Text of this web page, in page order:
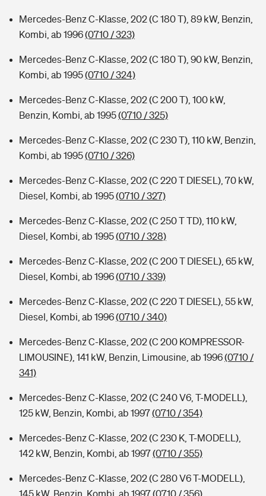
Mercedes-Benz C-Klasse, 202 (C 180 T), 89 kW, Benzin,
Kombi, ab 1996(0710 / 323)
Mercedes-Benz C-Klasse, 202 (C 180 T), 90 kW, Benzin,
Kombi, ab 1995(0710 / 324)
Mercedes-Benz C-Klasse, 202 (C 200 T), 100 kW,
Benzin, Kombi, ab 1995(0710 / 325)
Mercedes-Benz C-Klasse, 202 (C 230 T), 110 kW, Benzin,
Kombi, ab 1995(0710 / 326)
Mercedes-Benz C-Klasse, 202 (C 220 T DIESEL), 70 kW,
Diesel, Kombi, ab 1995(0710 / 327)
Mercedes-Benz C-Klasse, 202 (C 250 T TD), 110 kW,
Diesel, Kombi, ab 1995(0710 / 328)
Mercedes-Benz C-Klasse, 202 (C 200 T DIESEL), 65 kW,
Diesel, Kombi, ab 1996(0710 / 339)
Mercedes-Benz C-Klasse, 202 (C 220 T DIESEL), 55 kW,
Diesel, Kombi, ab 1996(0710 / 340)
Mercedes-Benz C-Klasse, 202 (C 200 KOMPRESSOR-
LIMOUSINE), 141 kW, Benzin, Limousine, ab 1996(0710 /
341)
Mercedes-Benz C-Klasse, 202 (C 240 V6, T-MODELL),
125 kW, Benzin, Kombi, ab 1997(0710 / 354)
Mercedes-Benz C-Klasse, 202 (C 230 K, T-MODELL),
142 kW, Benzin, Kombi, ab 1997(0710 / 355)
Mercedes-Benz C-Klasse, 202 (C 280 V6 T-MODELL),
145 kW, Benzin, Kombi, ab 1997(0710 / 356)